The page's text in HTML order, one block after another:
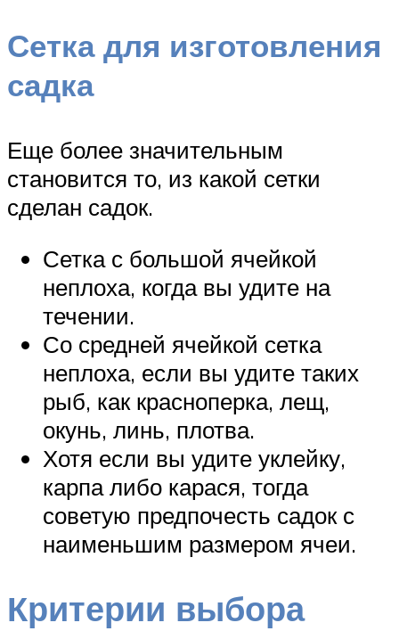
Сетка для изготовления
садка
Еще более значительным
становится то, из какой сетки
сделан садок.
Сетка с большой ячейкой
неплоха, когда вы удите на
течении.
Со средней ячейкой сетка
неплоха, если вы удите таких
рыб, как красноперка, лещ,
окунь, линь, плотва.
Хотя если вы удите уклейку,
карпа либо карася, тогда
советую предпочесть садок с
наименьшим размером ячеи.
Критерии выбора